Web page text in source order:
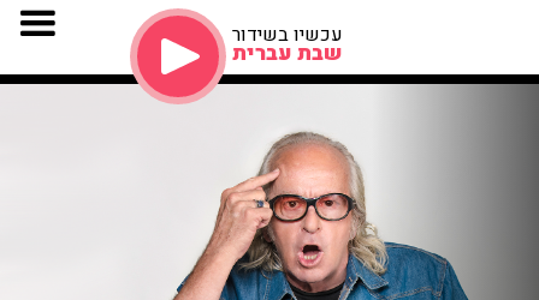
עכשיו בשידור
שבת עברית